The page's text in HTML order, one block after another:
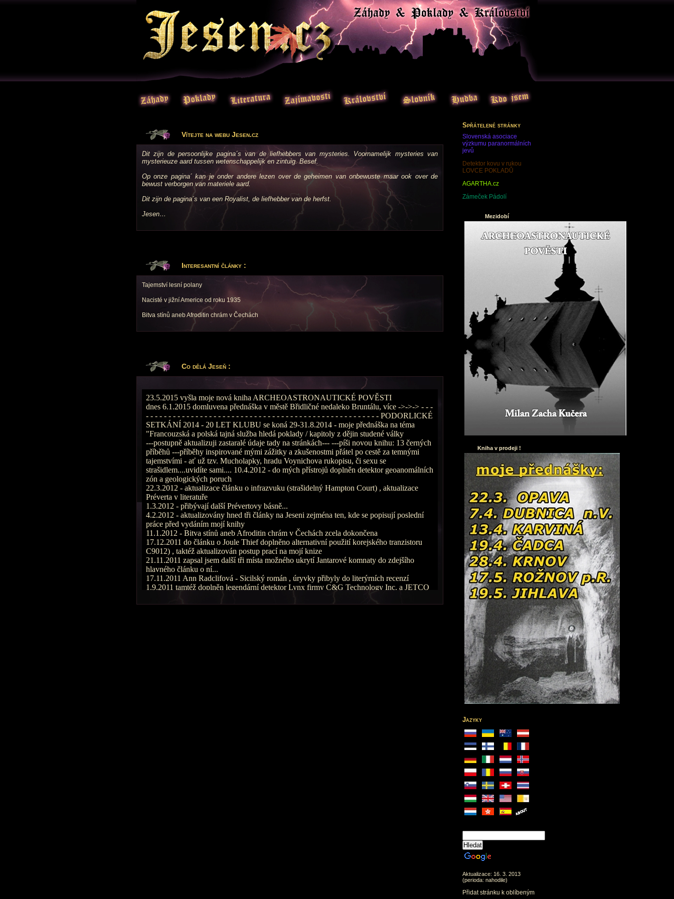
Spřátelené stránky
Slovenská asociace
výzkumu paranormálních
jevů
Detektor kovu v rukou
LOVCE POKLADŮ
AGARTHA.cz
Zámeček Pádolí
Mezidobí
Kniha v prodeji !
Jazyky
Aktualizace: 16. 3. 2013
(perioda: nahodile)
Přidat stránku k oblíbeným
Vítejte na webu Jesen.cz
Dit zijn de persoonlijke pagina´s van de liefhebbers van mysteries. Voornamelijk mysteries van
mysterieuze aard tussen wetenschappelijk en zintuig. Besef.
Op onze pagina´ kan je onder andere lezen over de geheimen van onbewuste maar ook over de
bewust verborgen van materiele aard.
Dit zijn de pagina´s van een Royalist, de liefhebber van de herfst.
Jesen…
Interesantní články :
Tajemství lesní polany
Nacisté v jižní Americe od roku 1935
Bitva stínů aneb Afroditin chrám v Čechách
Co dělá Jeseň :